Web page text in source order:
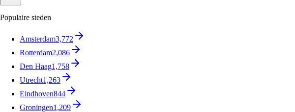
Populaire steden
Amsterdam3,772
Rotterdam2,086
Den Haag1,758
Utrecht1,263
Eindhoven844
Groningen1,209